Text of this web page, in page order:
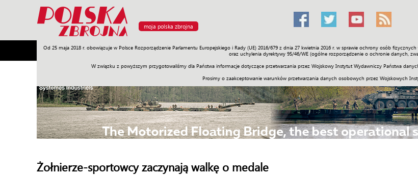
moja polska zbrojna
Od 25 maja 2018 r. obowiązuje w Polsce Rozporządzenie Parlamentu Europejskiego i Rady (UE) 2016/679 z dnia 27 kwietnia 2016 r. w sprawie ochrony osób
oraz uchylenia dyrektywy 95/46/WE (ogólne rozporządzenie o ochronie danych,
W związku z powyższym przygotowaliśmy dla Państwa informacje dotyczące przetwarzania przez Wojskowy Instytut Wydawniczy Państwa
Prosimy o zaakceptowanie warunków przetwarzania danych osobowych przez Wojskowych
Armia Poligon Sprzęt Misje Polityka Prawo Świat Społeczność Sport Historia Galerie
Żołnierze-sportowcy zaczynają walkę o medale